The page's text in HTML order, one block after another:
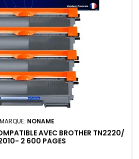
MARQUE: NONAME
AVEC BROTHER TN2220/
2 600 PAGES